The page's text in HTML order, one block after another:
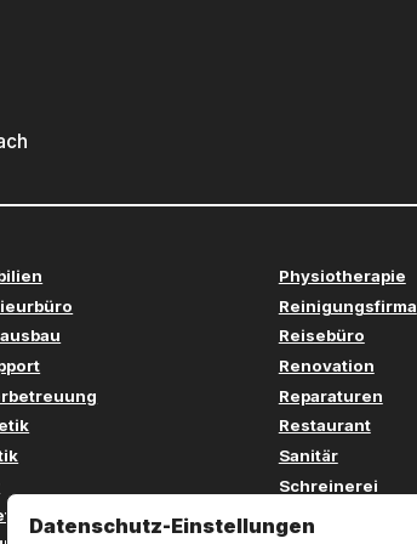
Physiotherapie
Reinigungsfirma
Reisebüro
Renovation
Reparaturen
Restaurant
Sanitär
Schreinerei
Datenschutz-Einstellungen